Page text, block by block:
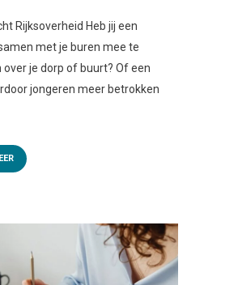
Rijksoverheid Heb jij een
met je buren mee te
over je dorp of buurt? Of een
jongeren meer betrokken